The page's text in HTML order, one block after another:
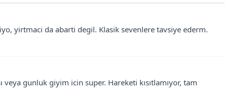
yirtmaci da abarti degil. Klasik sevenlere tavsiye ederm.
gunluk giyim icin super. Hareketi kısıtlamıyor, tam